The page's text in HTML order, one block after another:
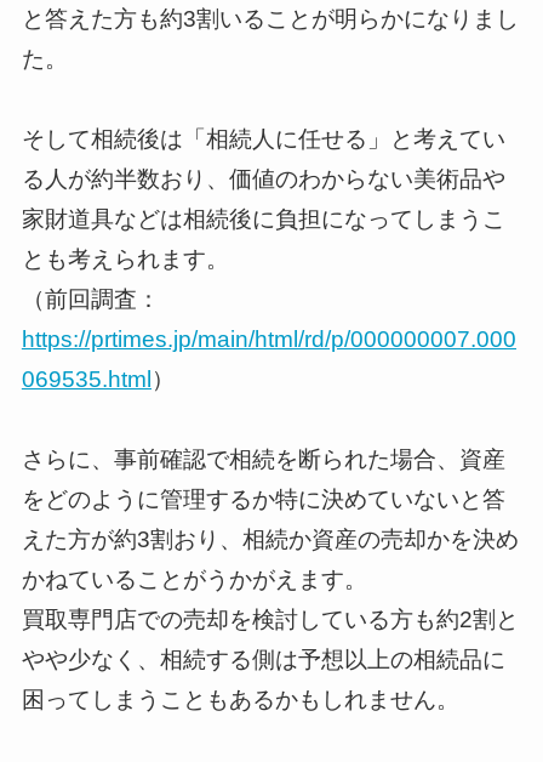
と答えた方も約3割いることが明らかになりまし
た。
そして相続後は「相続人に任せる」と考えてい
る人が約半数おり、価値のわからない美術品や
家財道具などは相続後に負担になってしまうこ
とも考えられます。
（前回調査：
https://prtimes.jp/main/html/rd/p/000000007.000
069535.html ）
さらに、事前確認で相続を断られた場合、資産
をどのように管理するか特に決めていないと答
えた方が約3割おり、相続か資産の売却かを決め
かねていることがうかがえます。
買取専門店での売却を検討している方も約2割と
やや少なく、相続する側は予想以上の相続品に
困ってしまうこともあるかもしれません。